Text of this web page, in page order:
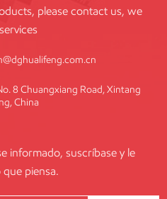
please contact us, we
8 Chuangxiang Road, Xintang
China
informado, suscríbase y le
piensa.